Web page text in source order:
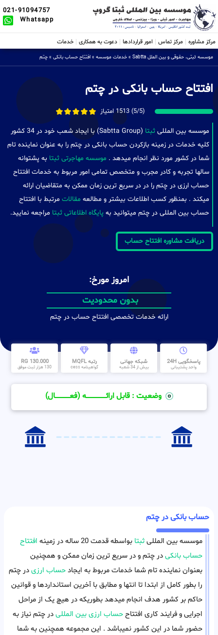
021-91094757
Whatsapp
مرکز مشاوره مرکز تماس امور قراردادها دعوت به همکاری خدمات
موسسه ثبتی، حقوقی و بین الملل Sabtta » خدمات موسسه » افتتاح حساب بانکی » چتم
افتتاح حساب بانکی در چتم
(5/5) 1513 امتیاز
موسسه بین المللی ثبتا
(Sabtta Group) با ایجاد شعب خود در 34 کشور
کلیه خدمات در زمینه بازکردن حساب بانکی در چتم را به عنوان نماینده تام
شما در کشور مورد نظر انجام میدهد . موسسه مهاجرتی ثبتا به پشتوانه
سالها تجربه و کادر مجرب و متخصص تمامی امور مربوط به خدمات افتتاح
حساب ارزی در چتم را در در سریع ترین زمان ممکن به متقاضیان ارائه
میکند . بمنظور کسب اطلاعات بیشتر و مطالعه مقالات مرتبط با افتتاح
حساب بین المللی در چتم میتوانید به پایگاه اطلاعاتی ثبتا مراجعه نمایید.
دریافت مشاوره افتتاح حساب
امروز مورخ:
بدون محدودیت
ارائه خدمات تخصصی افتتاح حساب در چتم
پاسخگویی 24H
واحد پشتیبانی
شبکه جهانی
بیش از 34 شعبه
رتبه MQFL
گواهینامه cess
130.000 RG
130 هزار ثبت موفق
وضعیت : قابل ارائــــــــــــــــــــه (فعـــــــــــــــال)
حساب بانکی در چتم
موسسه بین المللیثبتا بواسطه قدمت 20 ساله در زمینه
افتتاح
حساب بانکیدر چتم و در سریع ترین زمان ممکن و همچنین
بعنوان نماینده تام شما خدمات مربوط به ایجادحساب ارزیدر چتم
را بطور کامل از ابتدا تا انتها و مطابق با آخرین استانداردها و قوانین
حاکم بر کشور هدف انجام میدهد بطوریکه در هیچ یک از مراحل
اجرایی و فرایند کاری افتتاححساب ارزی بین المللیدر چتم نیاز به
حضور شما در این کشور نمیباشد . این مجموعه همچنین به شما